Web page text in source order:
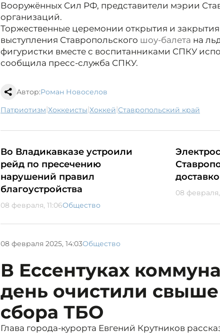
Вооружённых Сил РФ, представители мэрии
организаций.
Торжественные церемонии открытия и
выступления Ставропольского шоу-балета на
фигуристки вместе с воспитанниками СПКУ
сообщила пресс-служба СПКУ.
Автор:Роман Новоселов
патриотизм| хоккеисты| хоккей| Ставропольский край
Во Владикавказе устроили
рейд по пресечению
нарушений правил
благоустройства
08 февраля, 11:06Общество
08 февраля,
08 февраля 2025, 14:03Общество
В Ессентуках
день очистили свыше
сбора ТБО
Глава города-курорта Евгений Крутников